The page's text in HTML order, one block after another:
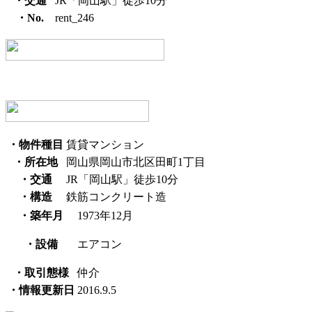
・No.
rent_246
・物件種目 賃貸マンション
・所在地
岡山県岡山市北区田町1丁目
・交通
JR「岡山駅」徒歩10分
・構造
鉄筋コンクリート造
・築年月
1973年12月
・設備 エアコン
・取引態様
仲介
・情報更新日 2016.9.5